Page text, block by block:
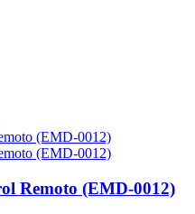
Remoto (EMD-0012)